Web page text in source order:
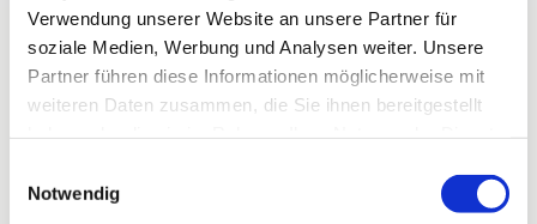
Verwendung unserer Website an unsere Partner für
soziale Medien, Werbung und Analysen weiter. Unsere
Partner führen diese Informationen möglicherweise mit
weiteren Daten zusammen, die Sie ihnen bereitgestellt
Notwendig